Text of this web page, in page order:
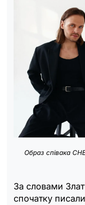
Образ співака
За словами
спочатку